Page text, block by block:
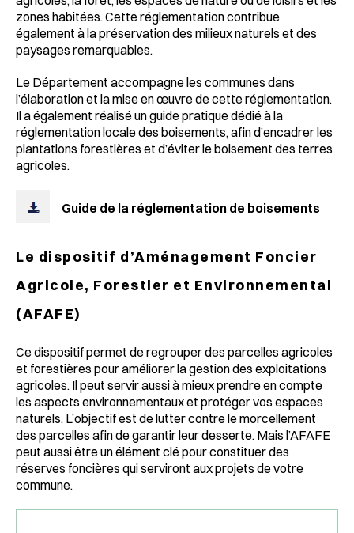
zones habitées.Cette réglementation contribue
également à la préservation des milieux naturels et des
paysages remarquables.
Le Département accompagne les communes dans
l’élaboration et la mise en œuvre de cette réglementation.
Il a également réalisé un guide pratique dédié à la
réglementation locale des boisements, afin d’encadrer les
plantations forestières et d’éviter le boisement des terres
agricoles.
Guide de la réglementation de boisements
Le dispositif d’Aménagement Foncier
Agricole, Forestier et Environnemental
(AFAFE)
Ce dispositif permet de regrouper des parcelles agricoles
et forestières pour améliorer la gestion des exploitations
agricoles. Il peut servir aussi à mieux prendre en compte
les aspects environnementaux et protéger vos espaces
naturels. L’objectif est de lutter contre le morcellement
des parcelles afin de garantir leur desserte. Mais l’AFAFE
peut aussi être un élément clé pour constituer des
réserves foncières qui serviront aux projets de votre
commune.